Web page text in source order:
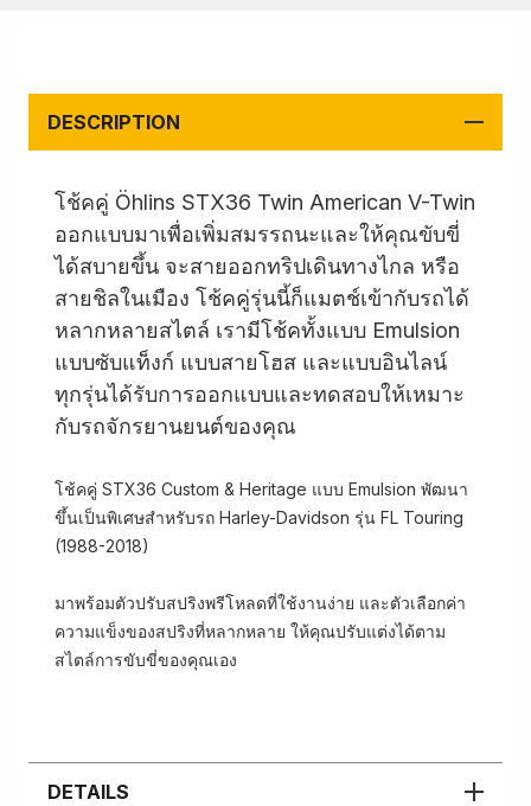
DESCRIPTION
โช้คคู่ Öhlins STX36 Twin American V-Twin
ออกแบบมาเพื่อเพิ่มสมรรถนะและให้คุณขับขี่
ได้สบายขึ้น จะสายออกทริปเดินทางไกล หรือ
สายชิลในเมือง โช้คคู่รุ่นนี้ก็แมตช์เข้ากับรถได้
หลากหลายสไตล์ เรามีโช้คทั้งแบบ Emulsion
แบบซับแท็งก์ แบบสายโฮส และแบบอินไลน์
ทุกรุ่นได้รับการออกแบบและทดสอบให้เหมาะ
กับรถจักรยานยนต์ของคุณ
โช้คคู่ STX36 Custom & Heritage แบบ Emulsion พัฒนา
ขึ้นเป็นพิเศษสำหรับรถ Harley-Davidson รุ่น FL Touring
(1988-2018)
มาพร้อมตัวปรับสปริงพรีโหลดที่ใช้งานง่าย และตัวเลือกค่า
ความแข็งของสปริงที่หลากหลาย ให้คุณปรับแต่งได้ตาม
สไตล์การขับขี่ของคุณเอง
DETAILS